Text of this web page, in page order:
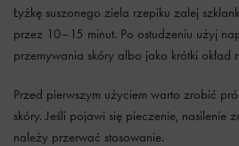
Łyżkę suszonego ziela rzepiku zalej
przez 10–15 minut. Po ostudzeniu użyj
przemywania skóry albo jako krótki okład
Przed pierwszym użyciem warto zrobić
skóry. Jeśli pojawi się pieczenie, nasilenie
należy przerwać stosowanie.